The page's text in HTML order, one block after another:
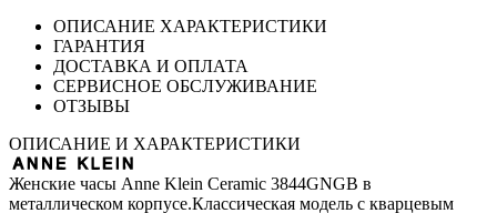
ОПИСАНИЕ ХАРАКТЕРИСТИКИ
ГАРАНТИЯ
ДОСТАВКА И ОПЛАТА
СЕРВИСНОЕ ОБСЛУЖИВАНИЕ
ОТЗЫВЫ
ОПИСАНИЕ И ХАРАКТЕРИСТИКИ
Женские часы Anne Klein Ceramic 3844GNGB в
металлическом корпусе.Классическая модель с кварцевым